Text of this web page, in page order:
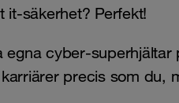
it-säkerhet? Perfekt!
egna cyber-superhjältar
precis som du,